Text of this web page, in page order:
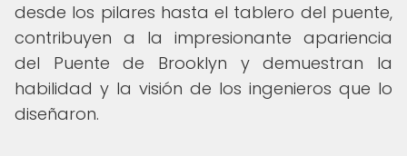
desde los pilares hasta el tablero del puente,
contribuyen a la impresionante apariencia
del Puente de Brooklyn y demuestran la
habilidad y la visión de los ingenieros que lo
diseñaron.